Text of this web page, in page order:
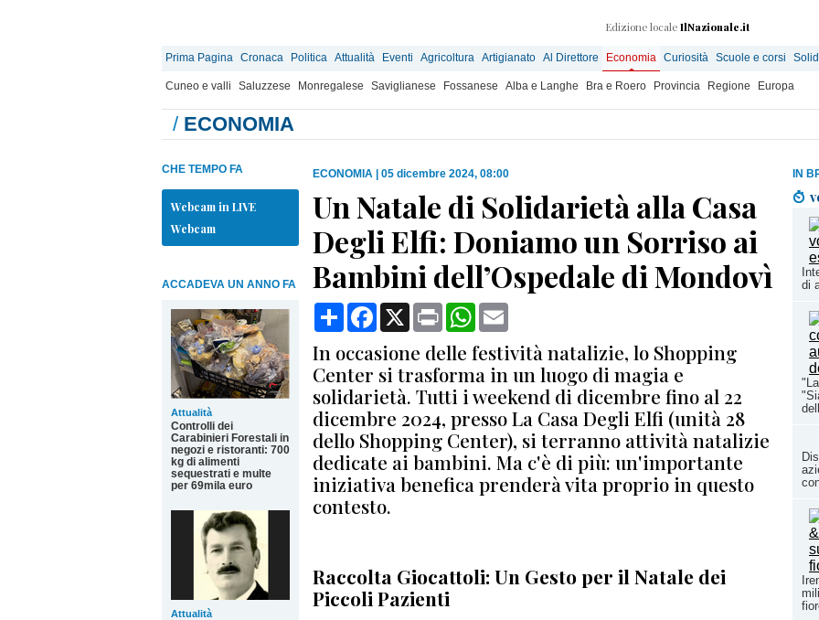
Edizione locale IlNazionale.it
Prima Pagina Cronaca Politica Attualità Eventi Agricoltura Artigianato Al Direttore Economia Curiosità Scuole e corsi
Cuneo e valli Saluzzese Monregalese Saviglianese Fossanese Alba e Langhe Bra e Roero Provincia Regione Europa
/ ECONOMIA
IN
di
CHE TEMPO FA
Webcam in LIVE
Webcam
ACCADEVA UN ANNO FA
Attualità
Controlli dei
Carabinieri Forestali in
negozi e ristoranti: 700
kg di alimenti
sequestrati e multe
per 69mila euro
Attualità
ECONOMIA 05 dicembre 2024, 08:00
Un Natale di Solidarietà alla Casa
Degli Elfi: Doniamo un Sorriso ai
Bambini dell’Ospedale di Mondovì
CondividiFacebook
X Print WhatsApp
In occasione delle festività natalizie, lo Shopping
Center si trasforma in un luogo di magia e
solidarietà. Tutti i weekend di dicembre fino al 22
dicembre 2024, presso La Casa Degli Elfi (unità 28
dello Shopping Center), si terranno attività natalizie
dedicate ai bambini. Ma c'è di più: un'importante
iniziativa benefica prenderà vita proprio in questo
contesto.
Raccolta Giocattoli: Un Gesto per il Natale dei
Piccoli Pazienti